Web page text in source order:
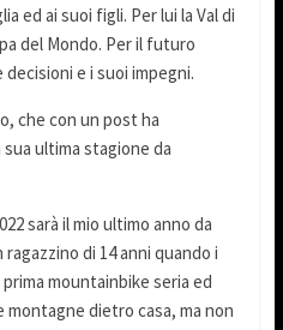
ed ai suoi figli. Per lui la Val di
del Mondo. Per il futuro
e i suoi impegni.
che con un post ha
sua ultima stagione da
sarà il mio ultimo anno da
di 14 anni quando i
mountainbike seria ed
montagne dietro casa, ma non